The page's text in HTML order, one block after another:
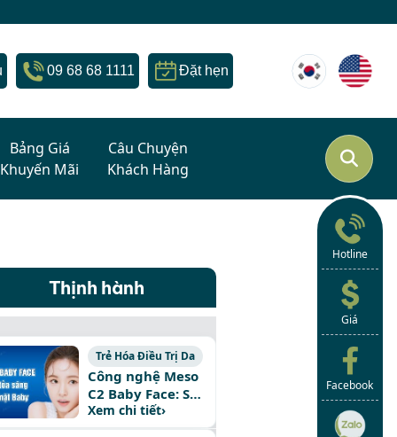
09 68 68 1111 Đặt hẹn
Bảng Giá
Khuyến Mãi
Câu Chuyện
Khách Hàng
Thịnh hành
Trẻ Hóa Điều Trị Da
Công nghệ Meso
C2 Baby Face: Sở
hữu làn da tỏa
Xem chi tiết›
Hotline
Giá
Facebook